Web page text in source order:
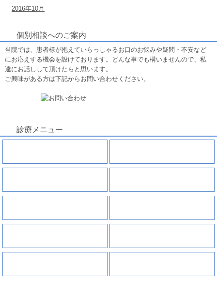
2016年10月
個別相談へのご案内
当院では、患者様が抱えていらっしゃるお口のお悩みや疑問・不安など
にお応えする機会を設けております。どんな事でも構いませんので、私
達にお話しして頂けたらと思います。
ご興味がある方は下記からお問い合わせください。
診療メニュー